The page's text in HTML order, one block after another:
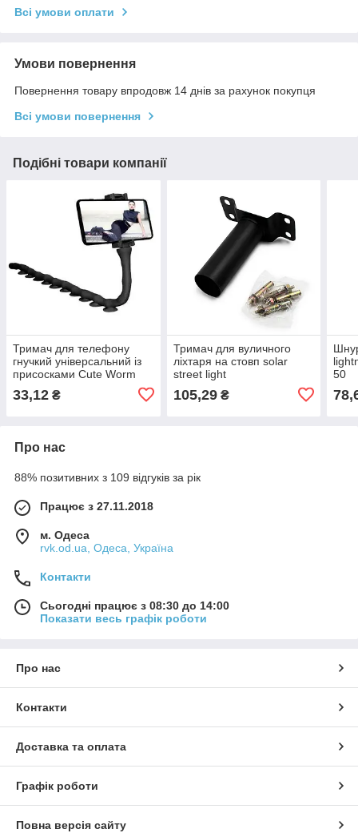
Всі умови оплати
Умови повернення
Повернення товару впродовж 14 днів за рахунок покупця
Всі умови повернення
Подібні товари компанії
Тримач для телефону
гнучкий універсальний із
присосками Cute Worm
33,12 ₴
Тримач для вуличного
ліхтаря на стовп solar
street light
105,29₴
50
Про нас
88% позитивних з 109 відгуків за рік
Працює з 27.11.2018
м. Одеса
rvk.od.ua, Одеса, Україна
Контакти
Сьогодні працює з 08:30 до 14:00
Показати весь графік роботи
Про нас
Контакти
Доставка та оплата
Графік роботи
Повна версія сайту